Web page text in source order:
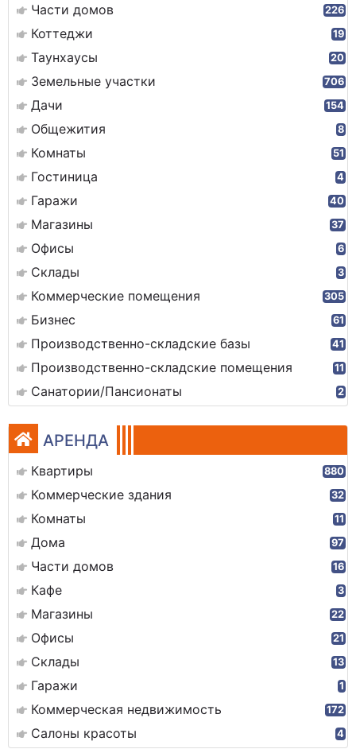
Части домов 226
Коттеджи 19
Таунхаусы 20
Земельные участки 706
Дачи 154
Общежития 8
Комнаты 51
Гостиница 4
Гаражи 40
Магазины 37
Офисы 6
Склады 3
Коммерческие помещения 305
Бизнес 61
Производственно-складские базы 41
Производственно-складские помещения 11
Санатории/Пансионаты 2
АРЕНДА
Квартиры 880
Коммерческие здания 32
Комнаты 11
Дома 97
Части домов 16
Кафе 3
Магазины 22
Офисы 21
Склады 13
Гаражи 1
Коммерческая недвижимость 172
Салоны красоты 4